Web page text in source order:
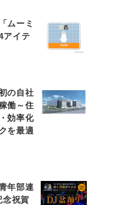
ムーミ
アイテ
の自社
働～住
効率化
を最適
年部連
念祝賀